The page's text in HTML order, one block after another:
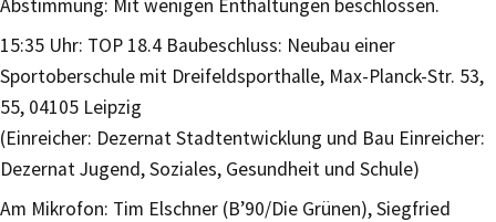
Abstimmung: Mit wenigen Enthaltungen beschlossen.
15:35 Uhr: TOP 18.4 Baubeschluss: Neubau einer
Sportoberschule mit Dreifeldsporthalle, Max-Planck-Str. 53,
55, 04105 Leipzig
(Einreicher: Dezernat Stadtentwicklung und Bau Einreicher:
Dezernat Jugend, Soziales, Gesundheit und Schule)
Am Mikrofon: Tim Elschner (B’90/Die Grünen), Siegfried